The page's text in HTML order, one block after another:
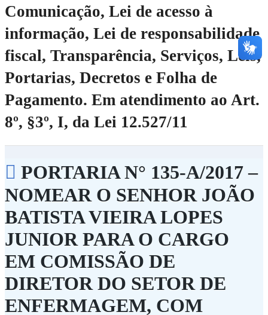
Comunicação, Lei de acesso à
informação, Lei de responsabilidade
fiscal, Transparência, Serviços, Leis,
Portarias, Decretos e Folha de
Pagamento. Em atendimento ao Art.
8º, §3º, I, da Lei 12.527/11
PORTARIA N° 135-A/2017 –
NOMEAR O SENHOR JOÃO
BATISTA VIEIRA LOPES
JUNIOR PARA O CARGO
EM COMISSÃO DE
DIRETOR DO SETOR DE
ENFERMAGEM, COM